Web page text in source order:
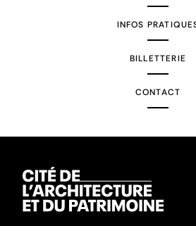
INFOS
BILLETTERIE
CONTACT